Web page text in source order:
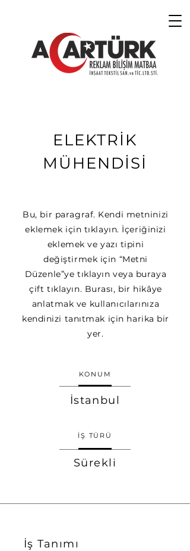
ELEKTRİK
MÜHENDİSİ
Bu, bir paragraf. Kendi metninizi
eklemek için tıklayın. İçeriğinizi
eklemek ve yazı tipini
değiştirmek için “Metni
Düzenle”ye tıklayın veya buraya
çift tıklayın. Burası, bir hikâye
anlatmak ve kullanıcılarınıza
kendinizi tanıtmak için harika bir
yer.
KONUM
İstanbul
İŞ TÜRÜ
Sürekli
İş Tanımı